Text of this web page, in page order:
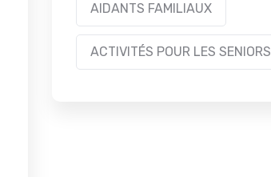
AIDANTS FAMILIAUX
ACTIVITÉS POUR LES SENIORS